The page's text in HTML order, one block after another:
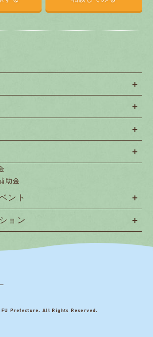
助金
ント
ョン
Prefecture. All Rights Reserved.